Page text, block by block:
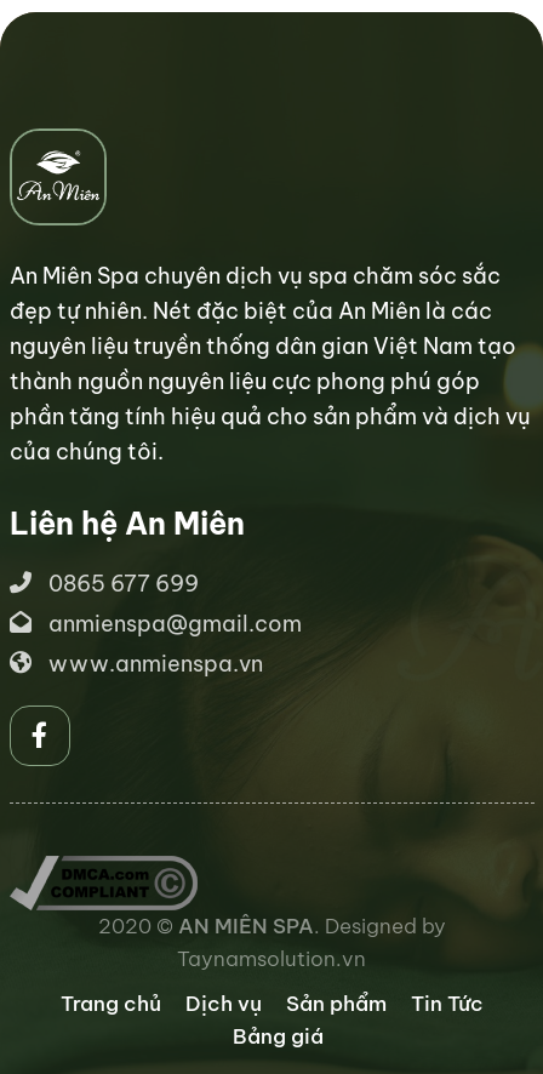
An Miên Spa chuyên dịch vụ spa chăm sóc sắc
đẹp tự nhiên. Nét đặc biệt của An Miên là các
nguyên liệu truyền thống dân gian Việt Nam tạo
thành nguồn nguyên liệu cực phong phú góp
phần tăng tính hiệu quả cho sản phẩm và dịch vụ
của chúng tôi.
Liên hệ An Miên
0865 677 699
anmienspa@gmail.com
www.anmienspa.vn
2020 © AN MIÊN SPA. Designed by
Taynamsolution.vn
Trang chủ
Dịch vụ Sản phẩm
Tin Tức
Bảng giá